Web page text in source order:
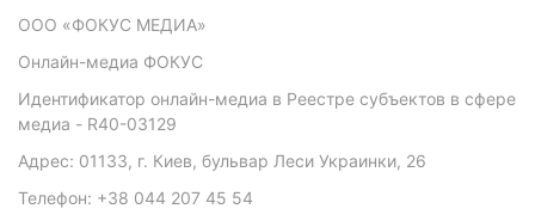
ООО «ФОКУС МЕДИА»
Онлайн-медиа ФОКУС
Идентификатор онлайн-медиа в Реестре субъектов в сфере
медиа - R40-03129
Адрес: 01133, г. Киев, бульвар Леси Украинки, 26
Телефон: +38 044 207 45 54